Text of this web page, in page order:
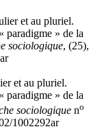
et au pluriel.
paradigme » de la
sociologique, (25),
et au pluriel.
paradigme » de la
sociologique no
1002292ar